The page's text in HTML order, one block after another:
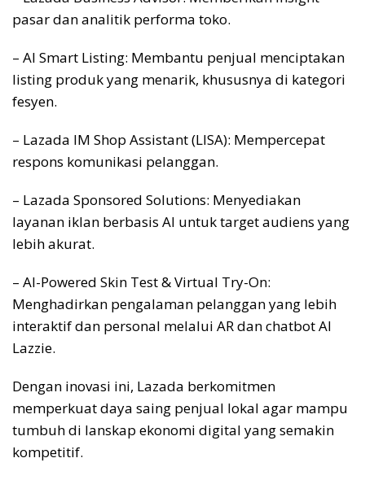
pasar dan analitik performa toko.
– AI Smart Listing: Membantu penjual menciptakan
listing produk yang menarik, khususnya di kategori
fesyen.
– Lazada IM Shop Assistant (LISA): Mempercepat
respons komunikasi pelanggan.
– Lazada Sponsored Solutions: Menyediakan
layanan iklan berbasis AI untuk target audiens yang
lebih akurat.
– AI-Powered Skin Test & Virtual Try-On:
Menghadirkan pengalaman pelanggan yang lebih
interaktif dan personal melalui AR dan chatbot AI
Lazzie.
Dengan inovasi ini, Lazada berkomitmen
memperkuat daya saing penjual lokal agar mampu
tumbuh di lanskap ekonomi digital yang semakin
kompetitif.